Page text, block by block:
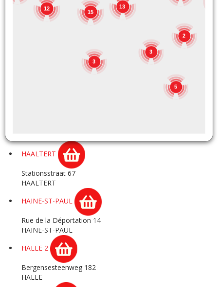
GOZEE
GRACE-HOLLOGNE
HAALTERT
Stationsstraat 67
HAALTERT
HAINE-ST-PAUL
Rue de la Déportation 14
HAINE-ST-PAUL
HALLE 2
Bergensesteenweg 182
HALLE
15
13
3
5
12
3
2